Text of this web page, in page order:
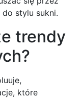
do stylu sukni.
trendy
które